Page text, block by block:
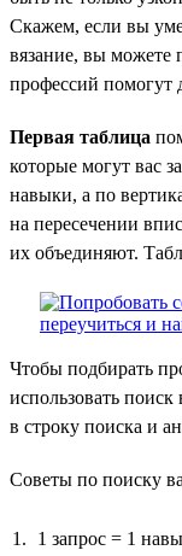
Скажем, если вы
вязание, вы можете
профессий помогут
Первая таблица
которые могут вас
навыки, а по
на пересечении
их объединяют.
Чтобы подбирать
использовать
в строку поиска и
Советы по поиску
1 запрос = 1